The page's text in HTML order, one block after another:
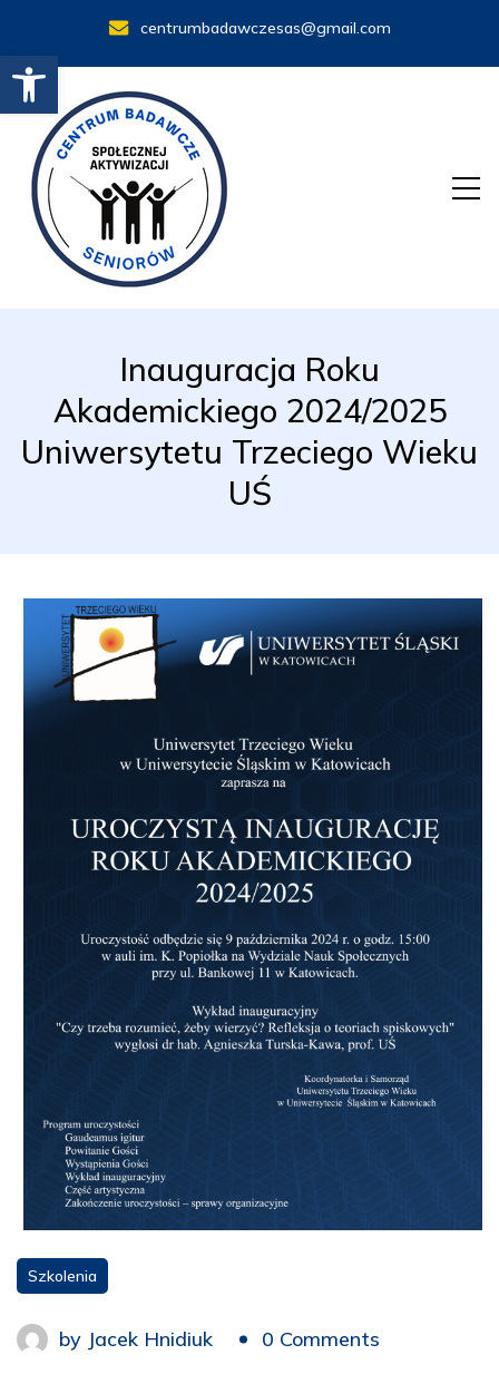
Otwórz pasek narzędzi
centrumbadawczesas@gmail.com
Inauguracja Roku
Akademickiego 2024/2025
Uniwersytetu Trzeciego Wieku
UŚ
Szkolenia
by Jacek Hnidiuk 0 Comments